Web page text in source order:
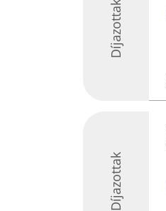
Díjazottak
Díjazottak